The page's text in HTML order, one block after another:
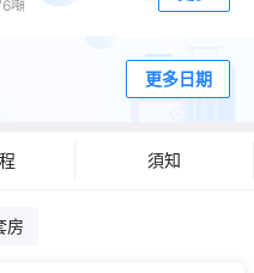
噸
更多日期
須知
房